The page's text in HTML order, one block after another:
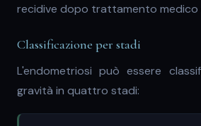
recidive dopo trattamento medico
Classificazione per stadi
L'endometriosi può essere
gravità in quattro stadi: